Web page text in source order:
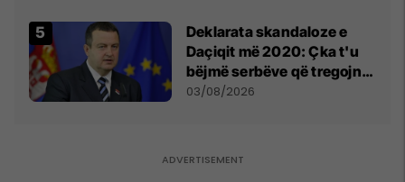
​Deklarata skandaloze e
Daçiqit më 2020: Çka t'u
bëjmë serbëve që tregojnë
ku janë varrosur shqiptarët
03/08/2026